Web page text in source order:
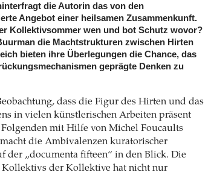
die Autorin das von den
Angebot einer heilsamen Zusammenkunft.
Kollektivsommer wen und bot Schutz wovor?
die Machtstrukturen zwischen Hirten
bieten ihre Überlegungen die Chance, das
geprägte Denken zu
dass die Figur des Hirten und das
in vielen künstlerischen Arbeiten präsent
mit Hilfe von Michel Foucaults
die Ambivalenzen kuratorischer
der „documenta fifteen“ in den Blick. Die
Kollektivs der Kollektive hat nicht nur